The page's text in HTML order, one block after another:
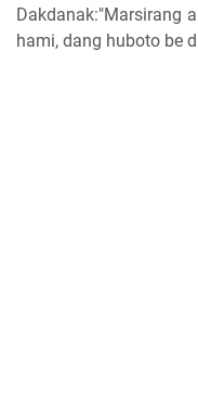
Dakdanak:"Marsirang
hami, dang huboto be